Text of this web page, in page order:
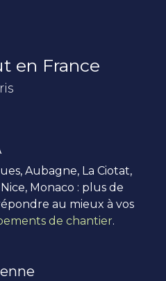
en France
Aubagne, La Ciotat,
Monaco : plus de
au mieux à vos
de chantier.